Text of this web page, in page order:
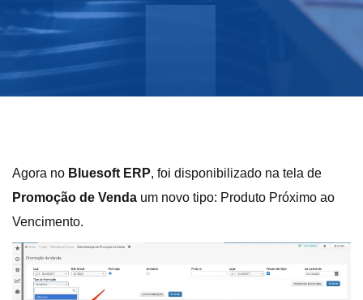
Agora no Bluesoft ERP, foi disponibilizado na tela de
Promoção de Venda um novo tipo: Produto Próximo ao
Vencimento.